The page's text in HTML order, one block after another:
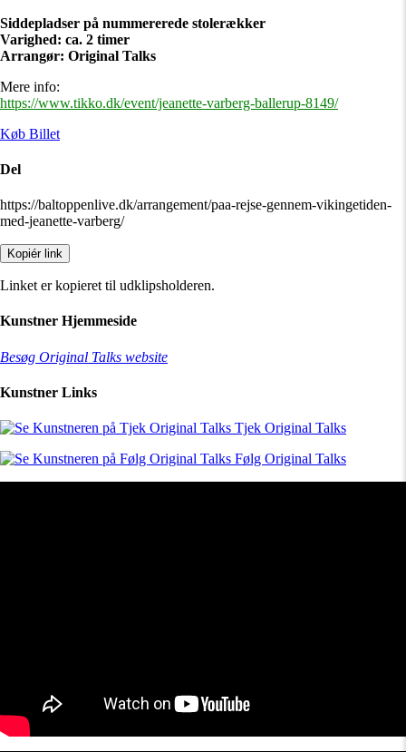
Siddepladser på nummererede stolerækker
Varighed: ca. 2 timer
Arrangør: Original Talks
Mere info:
https://www.tikko.dk/event/jeanette-varberg-ballerup-8149/
Køb Billet
Del
https://baltoppenlive.dk/arrangement/paa-rejse-gennem-vikingetiden-
med-jeanette-varberg/
Kopiér link
Linket er kopieret til udklipsholderen.
Kunstner Hjemmeside
Besøg Original Talks website
Kunstner Links
Tjek Original Talks
Følg Original Talks